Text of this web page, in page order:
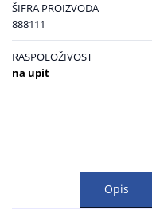
ŠIFRA PROIZVODA
888111
RASPOLOŽIVOST
na upit
Opis